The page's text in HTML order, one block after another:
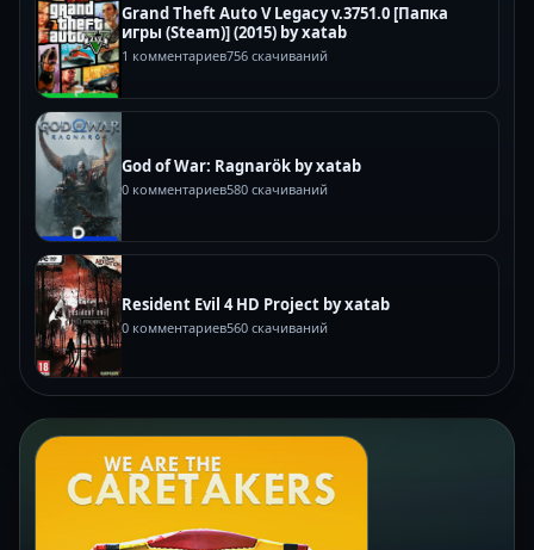
Grand Theft Auto V Legacy v.3751.0 [Папка
игры (Steam)] (2015) by xatab
1 комментариев756 скачиваний
God of War: Ragnarök by xatab
0 комментариев580 скачиваний
Resident Evil 4 HD Project by xatab
0 комментариев560 скачиваний